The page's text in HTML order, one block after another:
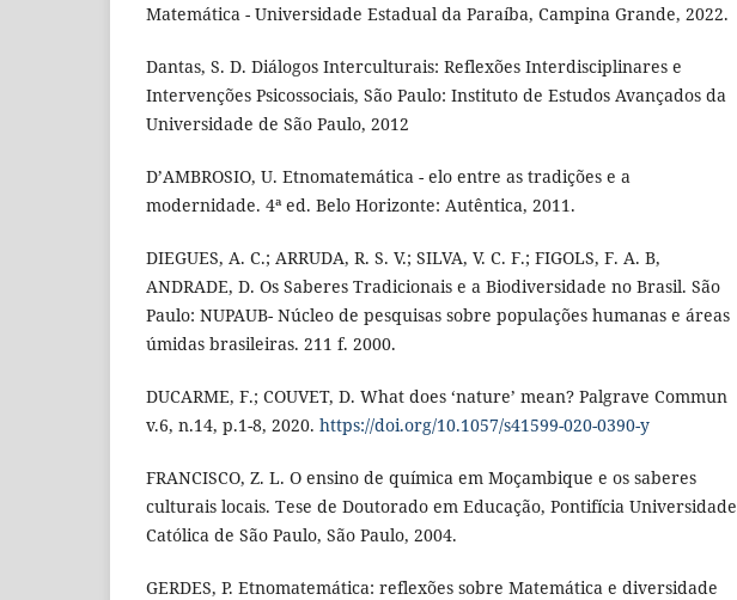
Matemática - Universidade Estadual da Paraíba, Campina Grande, 2022.
Dantas, S. D. Diálogos Interculturais: Reflexões Interdisciplinares e
Intervenções Psicossociais, São Paulo: Instituto de Estudos Avançados da
Universidade de São Paulo, 2012
D’AMBROSIO, U. Etnomatemática - elo entre as tradições e a
modernidade. 4ª ed. Belo Horizonte: Autêntica, 2011.
DIEGUES, A. C.; ARRUDA, R. S. V.; SILVA, V. C. F.; FIGOLS, F. A. B,
ANDRADE, D. Os Saberes Tradicionais e a Biodiversidade no Brasil. São
Paulo: NUPAUB- Núcleo de pesquisas sobre populações humanas e áreas
úmidas brasileiras. 211 f. 2000.
DUCARME, F.; COUVET, D. What does ‘nature’ mean? Palgrave Commun
v.6, n.14, p.1-8, 2020. https://doi.org/10.1057/s41599-020-0390-y
FRANCISCO, Z. L. O ensino de química em Moçambique e os saberes
culturais locais. Tese de Doutorado em Educação, Pontifícia Universidade
Católica de São Paulo, São Paulo, 2004.
GERDES, P. Etnomatemática: reflexões sobre Matemática e diversidade